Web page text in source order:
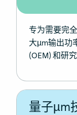
专为需要完
大µm输出功
(OEM) 和研
量子µm